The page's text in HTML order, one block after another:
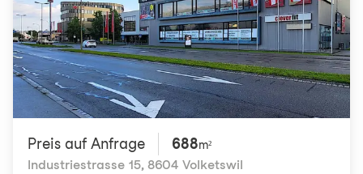
Preis auf Anfrage 688m²
Industriestrasse 15, 8604 Volketswil